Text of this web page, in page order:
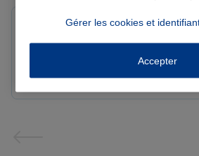
Gérer les cookies et
Accepter